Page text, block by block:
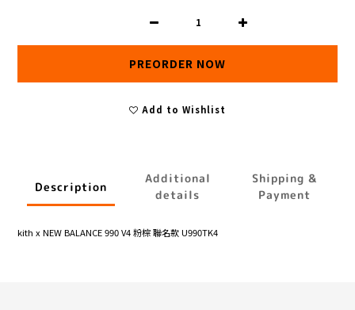
PREORDER NOW
Add to Wishlist
Description
Additional
details
Shipping &
Payment
kith x NEW BALANCE 990 V4 粉棕 聯名款 U990TK4